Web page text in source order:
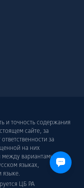
и точность содержания
сайте, за
за
на них
между вариантами
языках,
языке.
ЦБ РА